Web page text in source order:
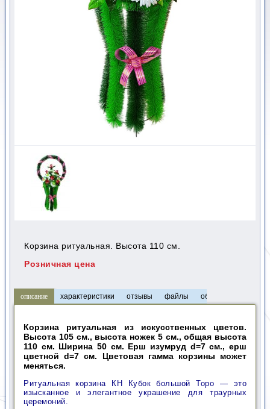
Корзина ритуальная. Высота 110 см.
Розничная цена
описание характеристики отзывы файлы обзоры
Корзина ритуальная из искусственных цветов.
Высота 105 см., высота ножек 5 см., общая высота
110 см. Ширина 50 см. Ерш изумруд d=7 см., ерш
цветной d=7 см. Цветовая гамма корзины может
меняться.
Ритуальная корзина КН Кубок большой Торо — это
изысканное и элегантное украшение для траурных
церемоний.